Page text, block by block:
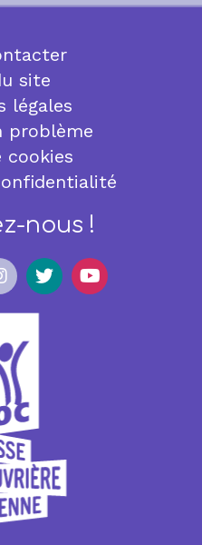
site
légales
problème
cookies
nous !